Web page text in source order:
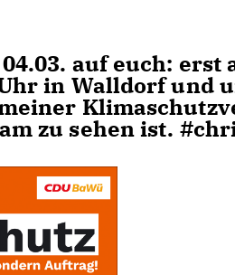
auf euch:
in Walldorf und
zu sehen ist.